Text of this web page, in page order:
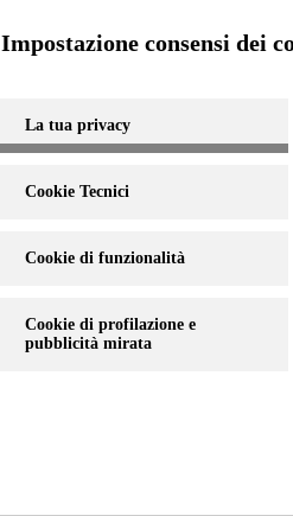
Impostazione consensi dei
La tua privacy
Cookie Tecnici
Cookie di funzionalità
Cookie di profilazione e
pubblicità mirata